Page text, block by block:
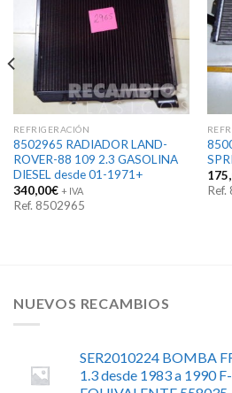
REFRIGERACIÓN
8502965 RADIADOR LAND-
ROVER-88 109 2.3 GASOLINA
DIESEL desde 01-1971+
340,00€ + IVA
Ref. 8502965
Ref.
NUEVOS RECAMBIOS
SER2010224 BOMBA
1.3 desde 1983 a 1990